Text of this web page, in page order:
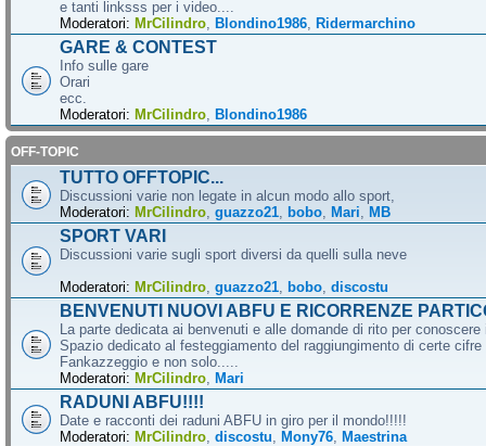
e tanti linksss per i video....
Moderatori: MrCilindro Blondino1986 Ridermarchino
GARE & CONTEST
Info sulle gare
Orari
ecc.
Moderatori: MrCilindro Blondino1986
OFF-TOPIC
TUTTO OFFTOPIC...
Discussioni varie non legate in alcun modo allo sport,
Moderatori: MrCilindro guazzo21 bobo Mari MB
SPORT VARI
Discussioni varie sugli sport diversi da quelli sulla neve
Moderatori: MrCilindro guazzo21 bobo discostu
BENVENUTI NUOVI ABFU E RICORRENZE
La parte dedicata ai benvenuti e alle domande di rito per
Spazio dedicato al festeggiamento del raggiungimento di certe cifre
Fankazzeggio e non solo.....
Moderatori: MrCilindro Mari
RADUNI ABFU!!!!
Date e racconti dei raduni ABFU in giro per il mondo!!!!!
Moderatori: MrCilindro discostu Mony76 Maestrina